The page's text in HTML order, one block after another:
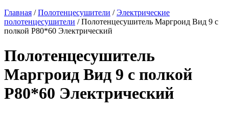
Главная /Полотенцесушители /Электрические
полотенцесушители /Полотенцесушитель Маргроид Вид 9 с
полкой Р80*60 Электрический
Полотенцесушитель
Маргроид Вид 9 с полкой
Р80*60 Электрический